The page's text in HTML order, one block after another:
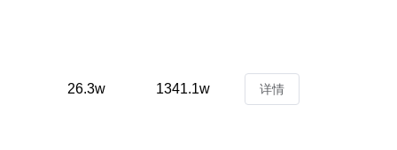
26.3w 1341.1w 详情